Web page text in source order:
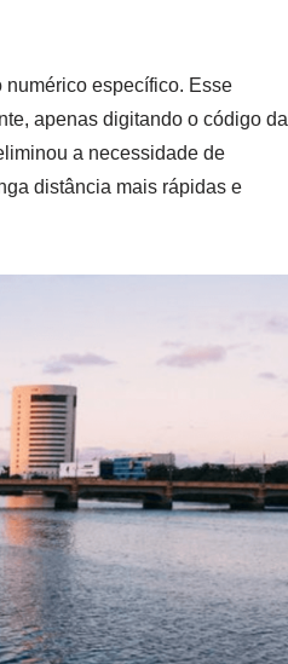
específico. Esse
apenas digitando o código da
a necessidade de
distância mais rápidas e